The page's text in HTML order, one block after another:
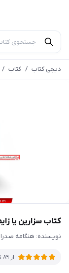
دیجی کتاب / کتاب /
کتاب سزارین یا
نویسنده: هنگامه
از89